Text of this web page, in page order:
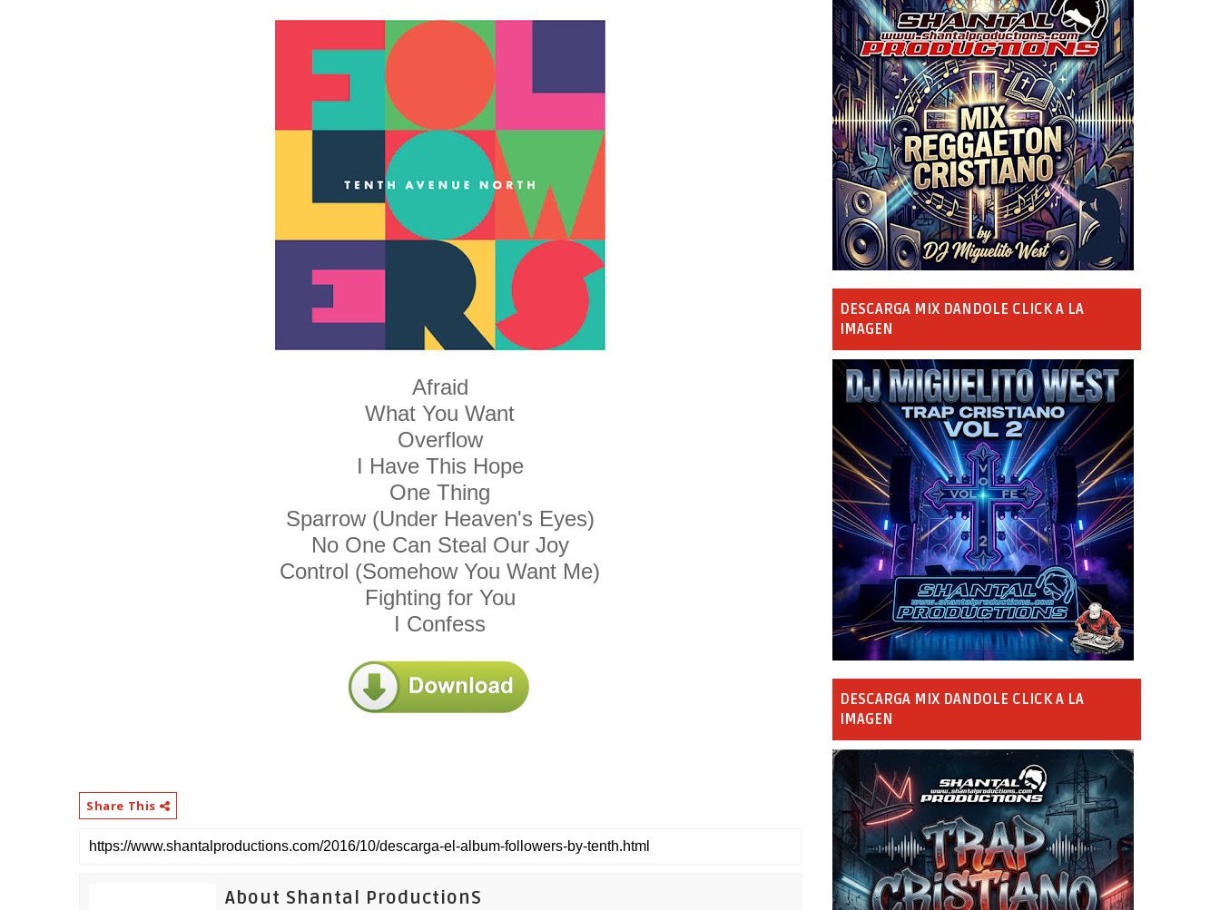
Afraid
What You Want
Overflow
I Have This Hope
One Thing
Sparrow (Under Heaven's Eyes)
No One Can Steal Our Joy
Control (Somehow You Want Me)
Fighting for You
I Confess
Share This
About Shantal ProductionS
DESCARGA MIX DANDOLE CLICK A LA
IMAGEN
DESCARGA MIX DANDOLE CLICK A LA
IMAGEN